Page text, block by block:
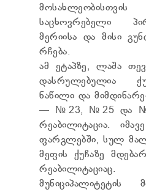
TENDERS
REPORT TO BE SUBMITTED TO
PARLIAMENT
REQUEST OF PUBLIC INFORMATION
PERSONAL DATA PROTECTION OFFICER
LEGAL DECISIONS
APPEAL RULES
საცხოვრებელი
მერიისა და მისი
რჩება.
ამ ეტაპზე, ლაშა
დასრულებულია
ნაწილი და
— №23, №25 და
რეაბილიტაცია.
ფარგლებში, სულ
მეფის ქუჩაზე
რეაბილიტაციაც.
მუნიციპალიტეტის